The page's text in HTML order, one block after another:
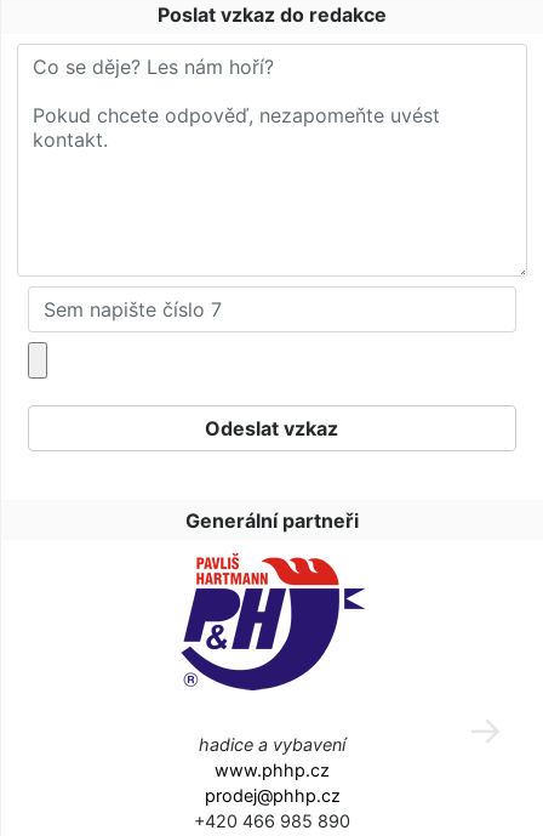
Poslat vzkaz do redakce
Generální partneři
hadice a vybavení
www.phhp.cz
prodej@phhp.cz
+420 466 985 890